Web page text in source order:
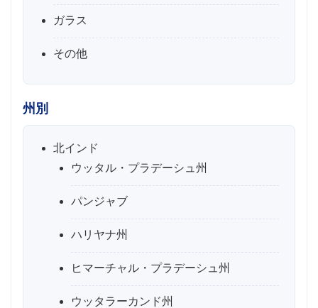
ガラス
その他
州別
北インド
ウッタル・プラデーシュ州
パンジャブ
ハリヤナ州
ヒマーチャル・プラデーシュ州
ウッタラーカンド州